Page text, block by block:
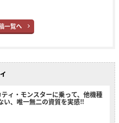
一覧へ
ィ・モンスターに乗って、他機種
い、唯一無二の資質を実感‼